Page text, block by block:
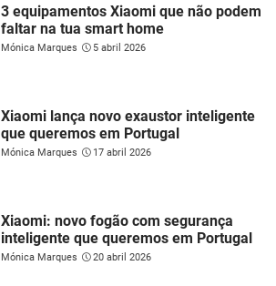
3 equipamentos Xiaomi que não podem
faltar na tua smart home
Mónica Marques 5 abril 2026
Xiaomi lança novo exaustor inteligente
que queremos em Portugal
Mónica Marques 17 abril 2026
Xiaomi: novo fogão com segurança
inteligente que queremos em Portugal
Mónica Marques 20 abril 2026